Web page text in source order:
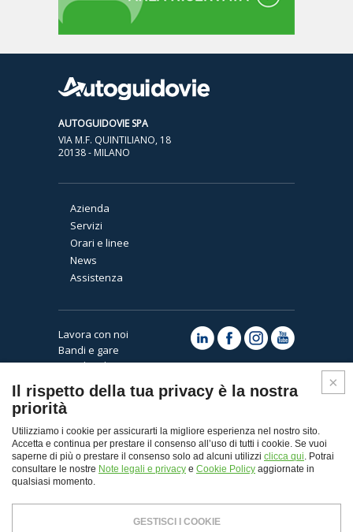
AUTOGUIDOVIE SPA
VIA M.F. QUINTILIANO, 18
20138 - MILANO
Azienda
Servizi
Orari e linee
News
Assistenza
Lavora con noi
Bandi e gare
Note legali e privacy
Cookies
Il rispetto della tua privacy è la nostra
priorità
Utilizziamo i cookie per assicurarti la migliore esperienza nel nostro sito.
Accetta e continua per prestare il consenso all’uso di tutti i cookie. Se vuoi
saperne di più o prestare il consenso solo ad alcuni utilizzi clicca qui. Potrai
consultare le nostre Note legali e privacy e Cookie Policy aggiornate in
qualsiasi momento.
GESTISCI I COOKIE